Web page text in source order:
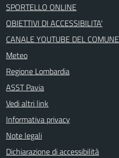
SPORTELLO ONLINE
OBIETTIVI DI ACCESSIBILITA'
CANALE YOUTUBE DEL COMUNE
Meteo
Regione Lombardia
ASST Pavia
Vedi altri link
Informativa privacy
Note legali
Dichiarazione di accessibilità